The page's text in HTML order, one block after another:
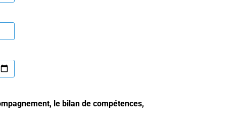
le bilan de compétences,